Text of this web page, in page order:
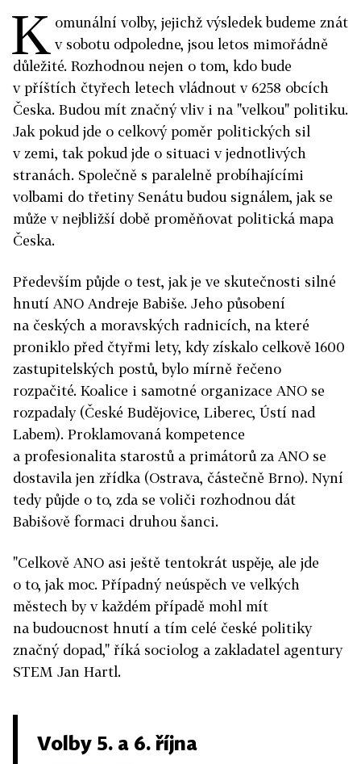
K omunální volby, jejichž výsledek budeme znát
v sobotu odpoledne, jsou letos mimořádně
důležité. Rozhodnou nejen o tom, kdo bude
v příštích čtyřech letech vládnout v 6258 obcích
Česka. Budou mít značný vliv i na "velkou" politiku.
Jak pokud jde o celkový poměr politických sil
v zemi, tak pokud jde o situaci v jednotlivých
stranách. Společně s paralelně probíhajícími
volbami do třetiny Senátu budou signálem, jak se
může v nejbližší době proměňovat politická mapa
Česka.
Především půjde o test, jak je ve skutečnosti silné
hnutí ANO Andreje Babiše. Jeho působení
na českých a moravských radnicích, na které
proniklo před čtyřmi lety, kdy získalo celkově 1600
zastupitelských postů, bylo mírně řečeno
rozpačité. Koalice i samotné organizace ANO se
rozpadaly (České Budějovice, Liberec, Ústí nad
Labem). Proklamovaná kompetence
a profesionalita starostů a primátorů za ANO se
dostavila jen zřídka (Ostrava, částečně Brno). Nyní
tedy půjde o to, zda se voliči rozhodnou dát
Babišově formaci druhou šanci.
"Celkově ANO asi ještě tentokrát uspěje, ale jde
o to, jak moc. Případný neúspěch ve velkých
městech by v každém případě mohl mít
na budoucnost hnutí a tím celé české politiky
značný dopad," říká sociolog a zakladatel agentury
STEM Jan Hartl.
Volby 5. a 6. října